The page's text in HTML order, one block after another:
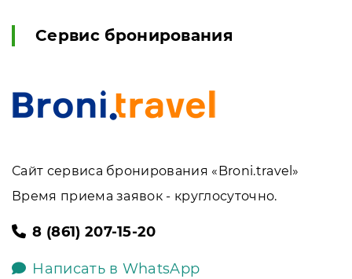
Сервис бронирования
Сайт сервиса бронирования «Broni.travel»
Время приема заявок - круглосуточно.
8 (861) 207-15-20
Написать в WhatsApp